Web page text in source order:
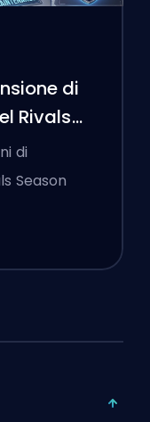
di
Rivals
di
Season